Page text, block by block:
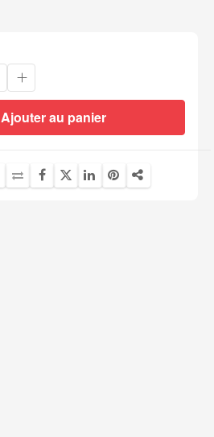
Ajouter au panier